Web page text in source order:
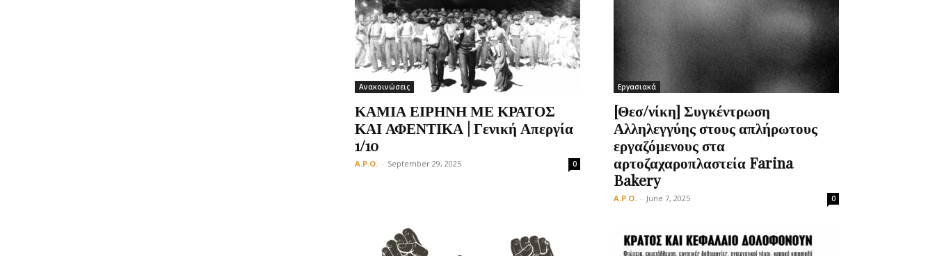
Πολιτική
Οργάνωση
Ανακοινώσεις
ΚΑΜΙΑ ΕΙΡΗΝΗ ΜΕ ΚΡΑΤΟΣ
ΚΑΙ ΑΦΕΝΤΙΚΑ | Γενική Απεργία
1/10
A.P.O. - September 29, 2025 0
Εργασιακά
[Θεσ/νίκη] Συγκέντρωση
Αλληλεγγύης στους απλήρωτους
εργαζόμενους στα
αρτοζαχαροπλαστεία Farina
Bakery
A.P.O. - June 7, 2025 0